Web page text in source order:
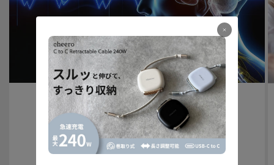
認知症予防への取り組みについて